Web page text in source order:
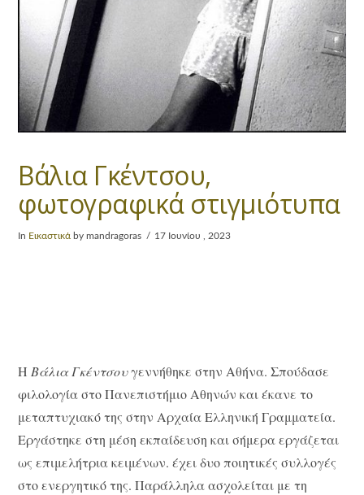
Βάλια Γκέντσου,
φωτογραφικά στιγμιότυπα
In Εικαστικά by mandragoras 17 Ιουνίου , 2023
Η Βάλια Γκέντσουγεννήθηκε στην Αθήνα. Σπούδασε
φιλολογία στο Πανεπιστήμιο Αθηνών και έκανε το
μεταπτυχιακό της στην Αρχαία Ελληνική Γραμματεία.
Εργάστηκε στη μέση εκπαίδευση και σήμερα εργάζεται
ως επιμελήτρια κειμένων. έχει δυο ποιητικές συλλογές
στο ενεργητικό της. Παράλληλα ασχολείται με τη